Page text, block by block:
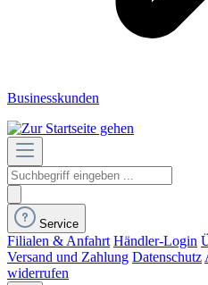
Businesskunden
Service
Filialen & Anfahrt Händler-Login
Versand und Zahlung Datenschutz
widerrufen